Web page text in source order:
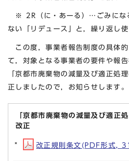
※ 2R（に・あーる）…ごみにな
ない「リデュース」と，繰り返し
この度，事業者報告制度の具体
て，対象となる事業者の要件や報
「京都市廃棄物の減量及び適正処
正しましたので，お知らせします。
「京都市廃棄物の減量及び適正
改正
改正規則条文(PDF形式,